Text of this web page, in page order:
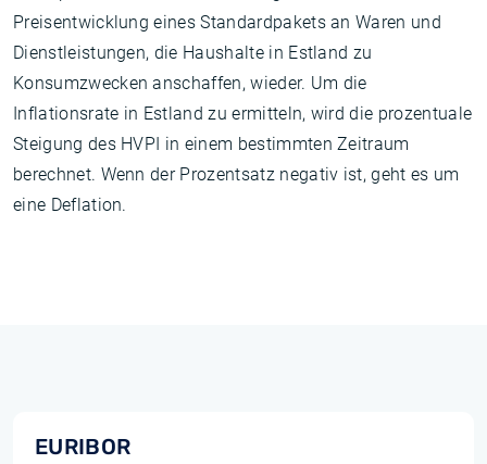
Preisentwicklung eines Standardpakets an Waren und
Dienstleistungen, die Haushalte in Estland zu
Konsumzwecken anschaffen, wieder. Um die
Inflationsrate in Estland zu ermitteln, wird die prozentuale
Steigung des HVPI in einem bestimmten Zeitraum
berechnet. Wenn der Prozentsatz negativ ist, geht es um
eine Deflation.
EURIBOR